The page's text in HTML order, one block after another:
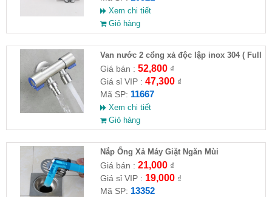
Xem chi tiết
Giỏ hàng
Van nước 2 cổng xả độc lập inox 304 ( Full
VAT )
Giá bán : 52,800₫
Giá sỉ VIP : 47,300₫
Mã SP: 11667
Xem chi tiết
Giỏ hàng
Nắp Ống Xả Máy Giặt Ngăn Mùi
Giá bán : 21,000₫
Giá sỉ VIP : 19,000₫
Mã SP: 13352